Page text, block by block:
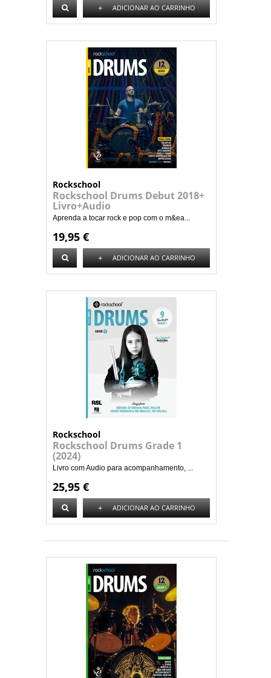
+ ADICIONAR AO CARRINHO
Rockschool
Rockschool Drums Debut 2018+
Livro+Audio
Aprenda a tocar rock e pop com o m&ea...
19,95 €
+ ADICIONAR AO CARRINHO
Rockschool
Rockschool Drums Grade 1
(2024)
Livro com Audio para acompanhamento, ...
25,95 €
+ ADICIONAR AO CARRINHO